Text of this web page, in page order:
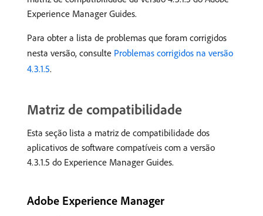
Experience Manager Guides.
Para obter a lista de problemas que foram corrigidos
nesta versão, consulte Problemas corrigidos na versão
4.3.1.5.
Matriz de compatibilidade
Esta seção lista a matriz de compatibilidade dos
aplicativos de software compatíveis com a versão
4.3.1.5 do Experience Manager Guides.
Adobe Experience Manager